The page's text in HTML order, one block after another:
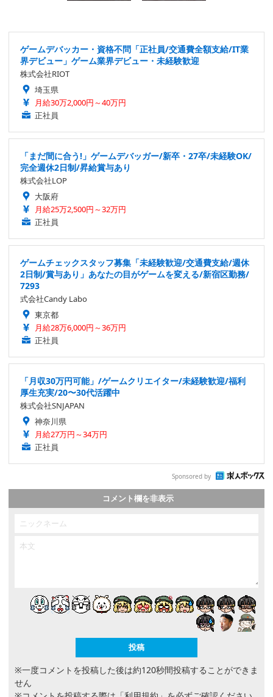
ゲームデバッカー・資格不問「正社員/交通費全額支給/IT業
界デビュー」ゲーム業界デビュー・未経験歓迎
株式会社RIOT
埼玉県
月給30万2,000円～40万円
正社員
「まだ間に合う!」ゲームデバッガー/新卒・27卒/未経験OK/
完全週休2日制/昇給賞与あり
株式会社LOP
大阪府
月給25万2,500円～32万円
正社員
ゲームチェックスタッフ募集「未経験歓迎/交通費支給/週休
2日制/賞与あり」あなたの目がゲームを変える/新宿区勤務/
7293
式会社Candy Labo
東京都
月給28万6,000円～36万円
正社員
「月収30万円可能」/ゲームクリエイター/未経験歓迎/福利
厚生充実/20〜30代活躍中
株式会社SNJAPAN
神奈川県
月給27万円～34万円
正社員
Sponsored by
コメント欄を非表示
※一度コメントを投稿した後は約120秒間投稿することができま
せん